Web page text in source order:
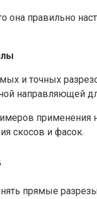
правильно
и точных
скосов и фасок.
прямые